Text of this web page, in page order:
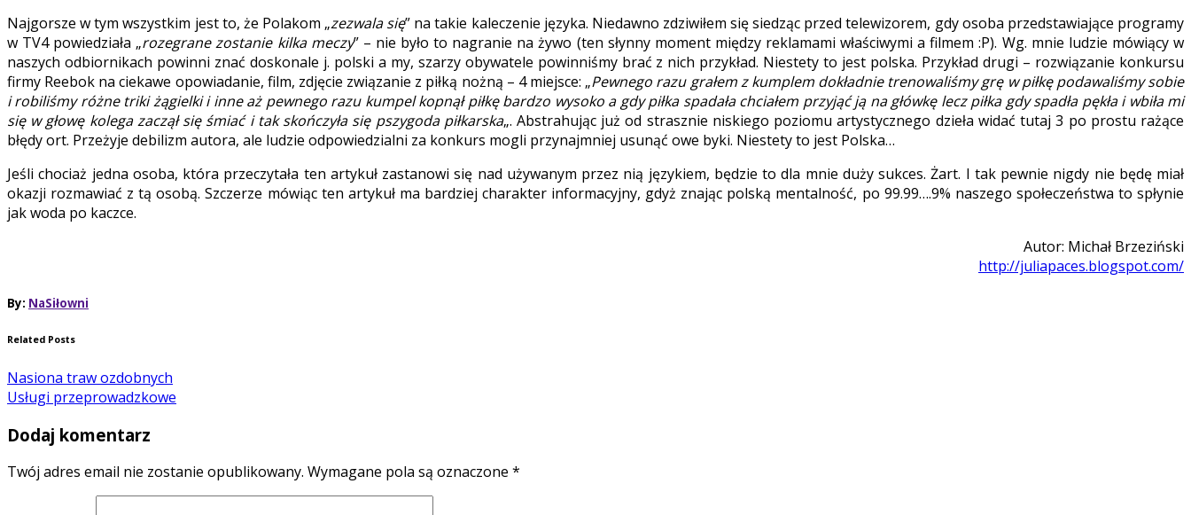
Najgorsze w tym wszystkim jest to, że Polakom „zezwala się” na takie kaleczenie języka. Niedawno zdziwiłem się siedząc przed telewizorem, gdy osoba przedstawiające programy
w TV4 powiedziała „rozegrane zostanie kilka meczy” – nie było to nagranie na żywo (ten słynny moment między reklamami właściwymi a filmem :P). Wg. mnie ludzie mówiący w
naszych odbiornikach powinni znać doskonale j. polski a my, szarzy obywatele powinniśmy brać z nich przykład. Niestety to jest polska. Przykład drugi – rozwiązanie konkursu
firmy Reebok na ciekawe opowiadanie, film, zdjęcie związanie z piłką nożną – 4 miejsce: „Pewnego razu grałem z kumplem dokładnie trenowaliśmy grę w piłkę podawaliśmy sobie
i robiliśmy różne triki żągielki i inne aż pewnego razu kumpel kopnął piłkę bardzo wysoko a gdy piłka spadała chciałem przyjąć ją na główkę lecz piłka gdy spadła pękła i wbiła mi
się w głowę kolega zaczął się śmiać i tak skończyła się pszygoda piłkarska„. Abstrahując już od strasznie niskiego poziomu artystycznego dzieła widać tutaj 3 po prostu rażące
błędy ort. Przeżyje debilizm autora, ale ludzie odpowiedzialni za konkurs mogli przynajmniej usunąć owe byki. Niestety to jest Polska…
Jeśli chociaż jedna osoba, która przeczytała ten artykuł zastanowi się nad używanym przez nią językiem, będzie to dla mnie duży sukces. Żart. I tak pewnie nigdy nie będę miał
okazji rozmawiać z tą osobą. Szczerze mówiąc ten artykuł ma bardziej charakter informacyjny, gdyż znając polską mentalność, po 99.99….9% naszego społeczeństwa to spłynie
jak woda po kaczce.
Autor: Michał Brzeziński
http://juliapaces.blogspot.com/
By: NaSiłowni
Related Posts
Nasiona traw ozdobnych
Usługi przeprowadzkowe
Dodaj komentarz
Twój adres email nie zostanie opublikowany. Wymagane pola są oznaczone *